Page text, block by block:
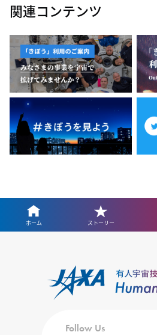
関連コンテンツ
ホーム ストーリー
Follow Us